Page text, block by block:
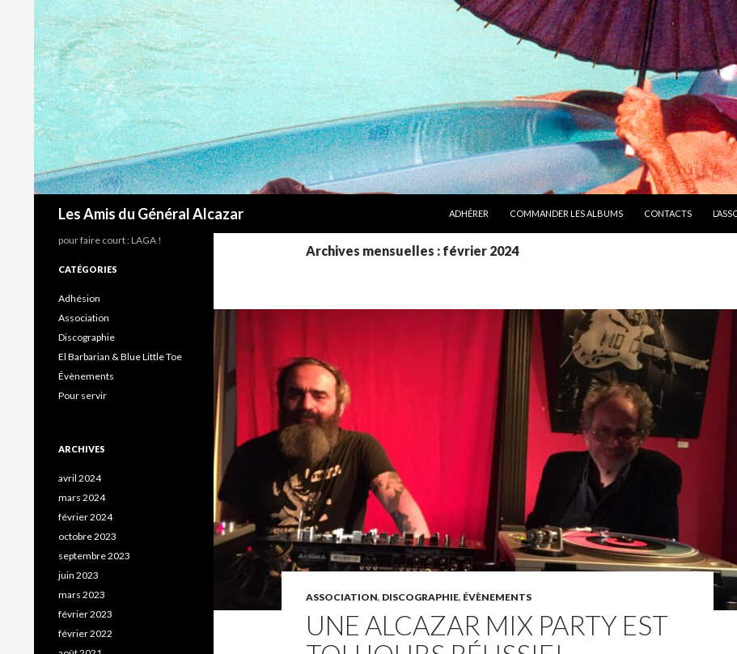
Les Amis du Général Alcazar
ADHÉRER
COMMANDER LES ALBUMS CONTACTS
Archives mensuelles : février 2024
ASSOCIATION, DISCOGRAPHIE, ÉVÈNEMENTS
UNE ALCAZAR MIX PARTY EST
pour faire court : LAGA !
CATÉGORIES
Adhésion
Association
Discographie
El Barbarian & Blue Little Toe
Évènements
Pour servir
ARCHIVES
avril 2024
mars 2024
février 2024
octobre 2023
septembre 2023
juin 2023
mars 2023
février 2023
février 2022